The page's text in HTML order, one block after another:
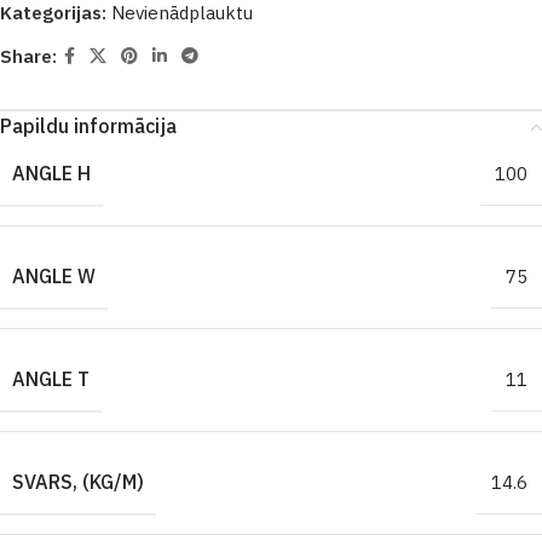
Kategorijas: Nevienādplauktu
Share:
Papildu informācija
ANGLE H
100
ANGLE W 75
ANGLE T 11
SVARS, (KG/M) 14.6